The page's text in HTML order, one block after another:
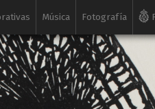
Música Fotografía